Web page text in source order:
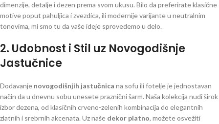
dimenzije, detalje i dezen prema svom ukusu. Bilo da preferirate klasične
motive poput pahuljica i zvezdica, ili modernije varijante u neutralnim
tonovima, mi smo tu da vaše ideje sprovedemo u delo.
2. Udobnost i Stil uz Novogodišnje
Jastučnice
Dodavanje novogodišnjih jastučnica na sofu ili fotelje je jednostavan
način da u dnevnu sobu unesete praznični šarm. Naša kolekcija nudi širok
izbor dezena, od klasičnih crveno-zelenih kombinacija do elegantnih
zlatnih i srebrnih akcenata. Uz naše dekor platno, možete osvežiti